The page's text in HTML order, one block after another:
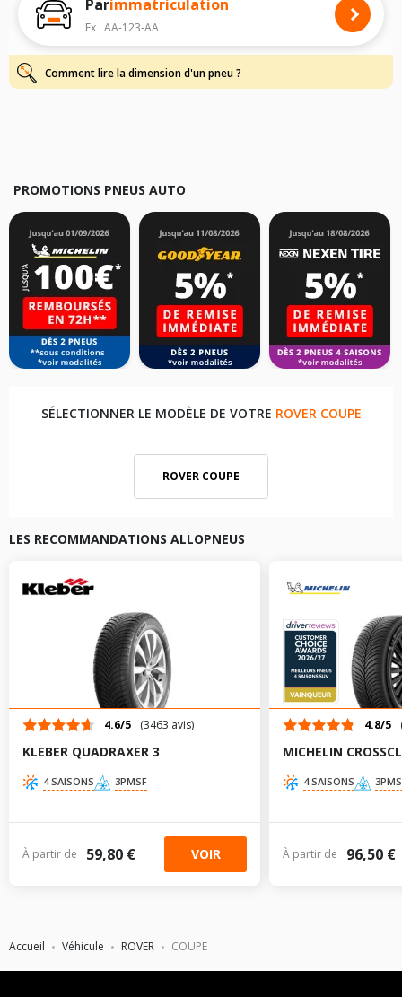
Accueil Véhicule ROVER COUPE
Pour cela, veuillez sélectionner le modèle de votre véhicule ci-dessous :
Les résultats de votre recherche sont donnés à titre indicatif. Il est
fortement recommandé de vérifier en amont la dimension des pneus
montés sur votre véhicule, sans oublier les indices de charge et de
vitesse, indispensables pour que votre dimension soit complète.
Parimmatriculation
Ex : AA-123-AA
Comment lire la dimension d'un pneu ?
PROMOTIONS PNEUS AUTO
SÉLECTIONNER LE MODÈLE DE VOTRE ROVER COUPE
ROVER COUPE
LES RECOMMANDATIONS ALLOPNEUS
4.6/5 (3463 avis)
KLEBER QUADRAXER 3
4 SAISONS 3PMSF
À partir de 59,80 € VOIR
4.8/5
MICHELIN
4 SAISONS
À partir de 96,50 €